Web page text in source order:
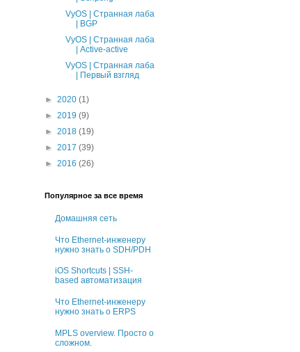
VyOS | Странная лаба
| BGP
VyOS | Странная лаба
| Аctive-active
VyOS | Странная лаба
| Первый взгляд
► 2020 (1)
► 2019 (9)
► 2018 (19)
► 2017 (39)
► 2016 (26)
Популярное за все время
Домашняя сеть
Что Ethernet-инженеру
нужно знать о SDH/PDH
iOS Shortcuts | SSH-
based автоматизация
Что Ethernet-инженеру
нужно знать о ERPS
MPLS overview. Просто о
сложном.